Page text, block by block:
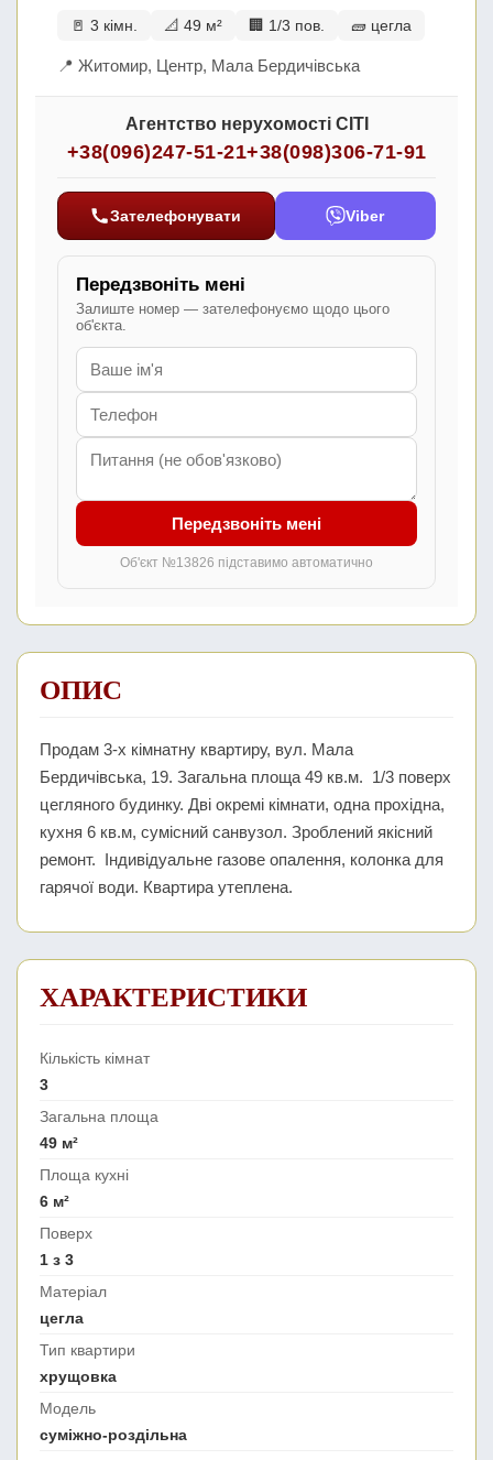
🚪 3 кімн. 📐 49 м² 🏢 1/3 пов. 🧱 цегла
📍 Житомир, Центр, Мала Бердичівська
Агентство нерухомості СІТІ
+38(096)247-51-21+38(098)306-71-91
Зателефонувати Viber
Передзвоніть мені
Залиште номер — зателефонуємо щодо цього
об'єкта.
Передзвоніть мені
Об'єкт №13826 підставимо автоматично
ОПИС
Продам 3-х кімнатну квартиру, вул. Мала
Бердичівська, 19. Загальна площа 49 кв.м. 1/3 поверх
цегляного будинку. Дві окремі кімнати, одна прохідна,
кухня 6 кв.м, сумісний санвузол. Зроблений якісний
ремонт. Індивідуальне газове опалення, колонка для
гарячої води. Квартира утеплена.
ХАРАКТЕРИСТИКИ
Кількість кімнат
3
Загальна площа
49 м²
Площа кухні
6 м²
Поверх
1 з 3
Матеріал
цегла
Тип квартири
хрущовка
Модель
суміжно-роздільна